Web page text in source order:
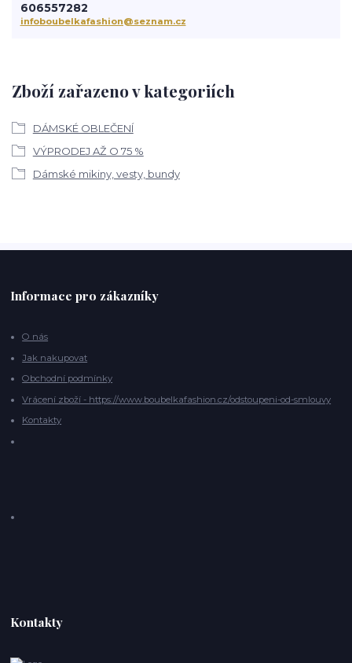
Zboží zařazeno v kategoriích
DÁMSKÉ OBLEČENÍ
VÝPRODEJ AŽ O 75 %
Dámské mikiny, vesty, bundy
606557282
infoboubelkafashion@seznam.cz
Informace pro zákazníky
O nás
Jak nakupovat
Obchodní podmínky
Vrácení zboží - https://www.boubelkafashion.cz/odstoupeni-od-smlouvy
Kontakty
Kontakty